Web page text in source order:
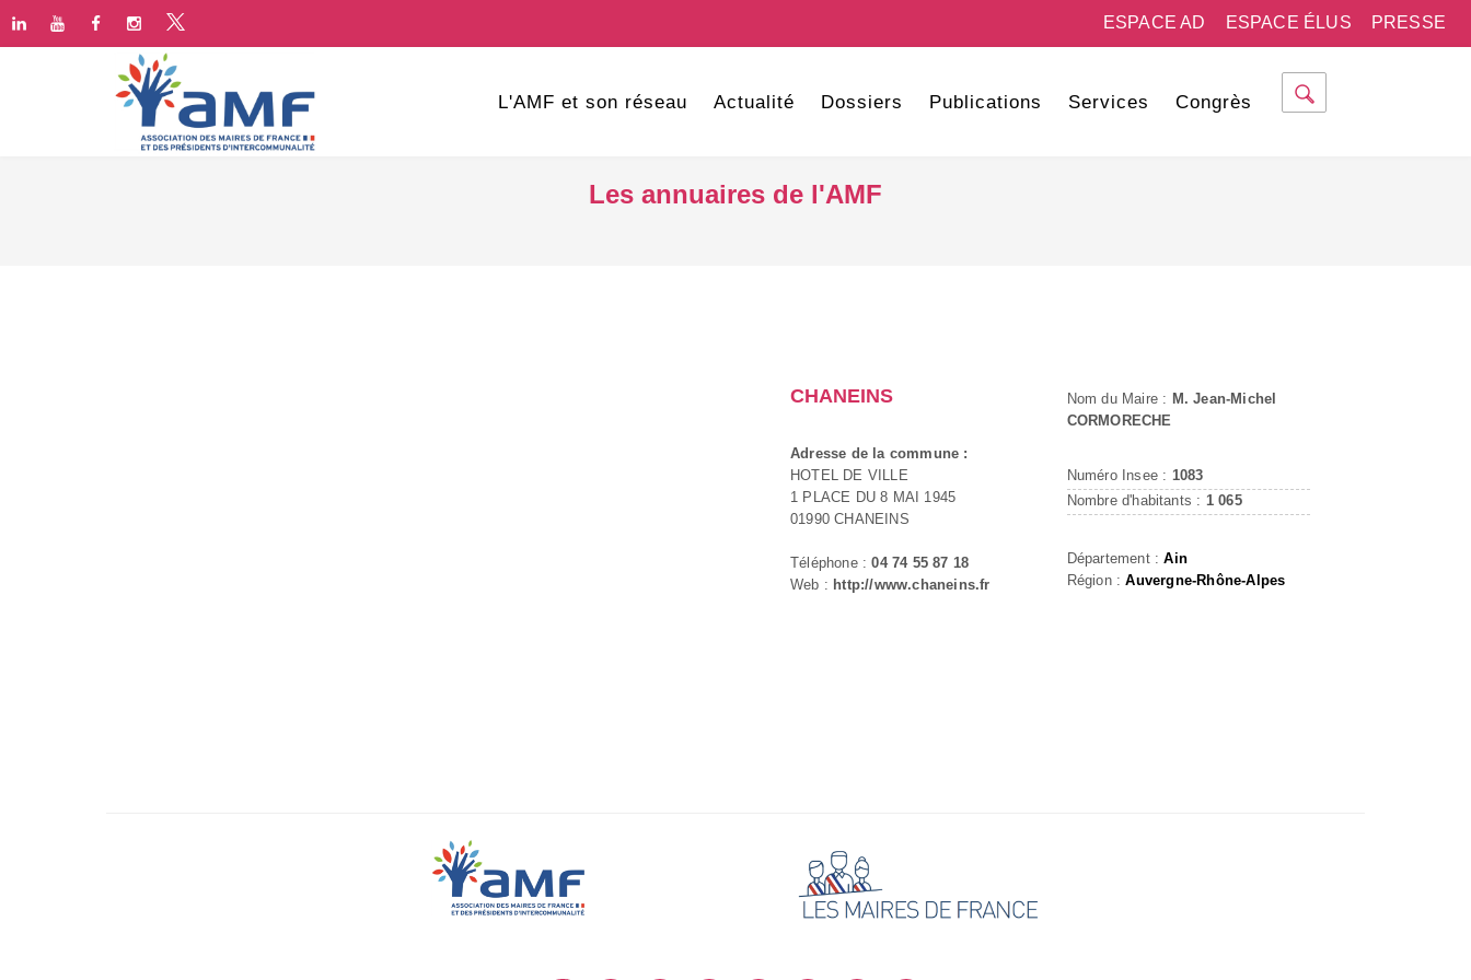
PRESSE
ESPACE ÉLUS
ESPACE AD
L'AMF et son réseau Actualité Dossiers Publications Services Congrès
Les annuaires de l'AMF
CHANEINS
Adresse de la commune :
HOTEL DE VILLE
1 PLACE DU 8 MAI 1945
01990 CHANEINS
Téléphone :04 74 55 87 18
Web : http://www.chaneins.fr
Nom du Maire : M. Jean-Michel
CORMORECHE
Numéro Insee : 1083
Nombre d'habitants : 1 065
Département :Ain
Région :Auvergne-Rhône-Alpes